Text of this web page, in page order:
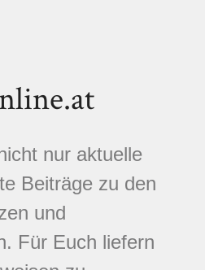
nur aktuelle
Beiträge zu den
und
Für Euch liefern